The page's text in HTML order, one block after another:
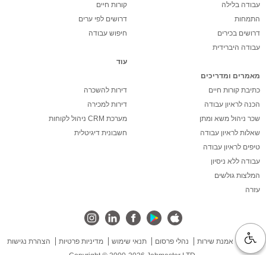
עבודה בלילה
התמחות
דרושים בכירים
עבודה היברידית
מאמרים ומדריכים
כתיבת קורות חיים
הכנה לראיון עבודה
שכר ניהול משא ומתן
שאלות לראיון עבודה
טיפים לראיון עבודה
עבודה ללא ניסיון
המלצות גולשים
עזרה
קורות חיים
דרושים לפי ערים
חיפוש עבודה
עוד
דירות להשכרה
דירות למכירה
מערכת CRM ניהול לקוחות
חשבונית דיגיטלית
אודות אמנת שירות נהלי פרסום תנאי שימוש מדיניות פרטיות
הצהרת נגישות